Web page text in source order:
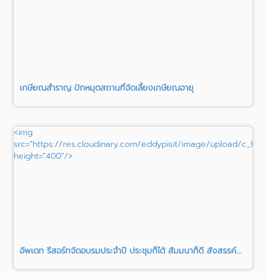
เกษียณสำราญ ปักหมุดสถานที่จัดเลี้ยงเกษียณอายุ
<img
src="https://res.cloudinary.com/eddypisit/image/upload/
height="400"/>
อัพเดท รีสอร์ทจัดอบรมประจำปี ประชุมก็ได้ สัมมนาก็ดี สังสรรค์...